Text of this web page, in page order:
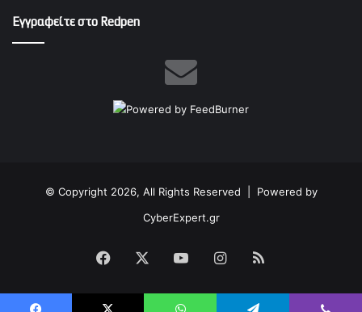
Εγγραφείτε στο Redpen
© Copyright 2026, All Rights Reserved | Powered by
CyberExpert.gr
Facebook YouTubeInstagram
RSS